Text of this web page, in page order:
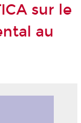
sur le
au